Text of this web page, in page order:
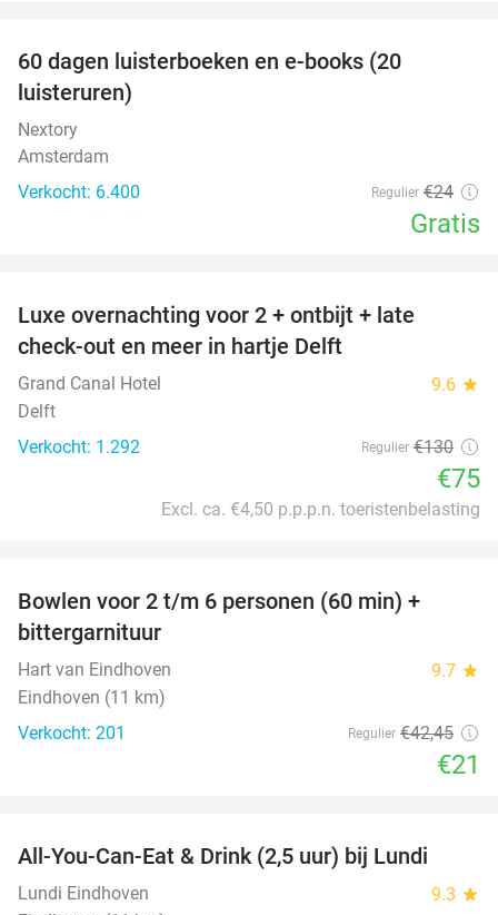
60 dagen luisterboeken en e-books (20
luisteruren)
Nextory
Amsterdam
Verkocht: 6.400
Regulier €24
Gratis
Luxe overnachting voor 2 + ontbijt + late
check-out en meer in hartje Delft
Grand Canal Hotel 9.6 star
Delft
Verkocht: 1.292
Regulier €130
€75
Excl. ca. €4,50 p.p.p.n. toeristenbelasting
Bowlen voor 2 t/m 6 personen (60 min) +
bittergarnituur
Hart van Eindhoven 9.7 star
Eindhoven (11 km)
Verkocht: 201
Regulier €42,45
€21
All-You-Can-Eat & Drink (2,5 uur) bij Lundi
Lundi Eindhoven 9.3 star